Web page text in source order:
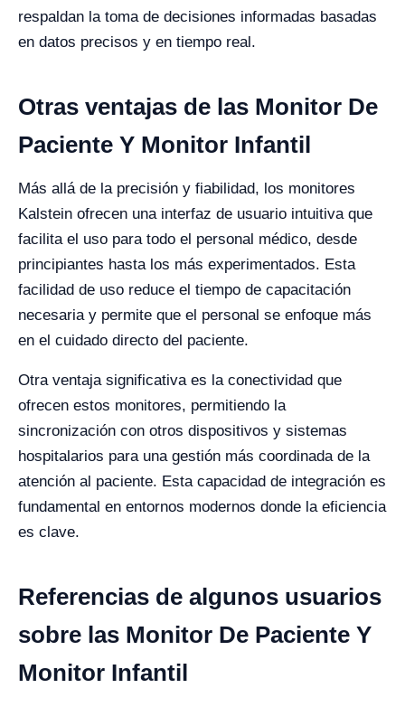
respaldan la toma de decisiones informadas basadas
en datos precisos y en tiempo real.
Otras ventajas de las Monitor De
Paciente Y Monitor Infantil
Más allá de la precisión y fiabilidad, los monitores
Kalstein ofrecen una interfaz de usuario intuitiva que
facilita el uso para todo el personal médico, desde
principiantes hasta los más experimentados. Esta
facilidad de uso reduce el tiempo de capacitación
necesaria y permite que el personal se enfoque más
en el cuidado directo del paciente.
Otra ventaja significativa es la conectividad que
ofrecen estos monitores, permitiendo la
sincronización con otros dispositivos y sistemas
hospitalarios para una gestión más coordinada de la
atención al paciente. Esta capacidad de integración es
fundamental en entornos modernos donde la eficiencia
es clave.
Referencias de algunos usuarios
sobre las Monitor De Paciente Y
Monitor Infantil